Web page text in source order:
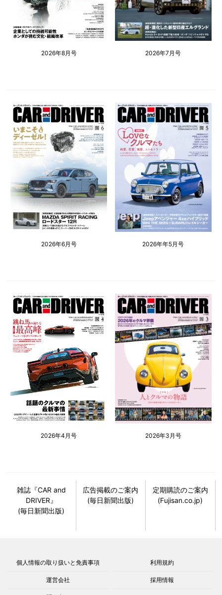
2026年8月号 2026年7月号
2026年6月号 2026年年5月号
2026年4月号 2026年3月号
雑誌『CAR and
DRIVER』
(毎日新聞出版)
広告掲載のご案内
(毎日新聞出版)
定期購読のご案内
(Fujisan.co.jp)
個人情報の取り扱いと免責事項 利用規約
運営会社 採用情報